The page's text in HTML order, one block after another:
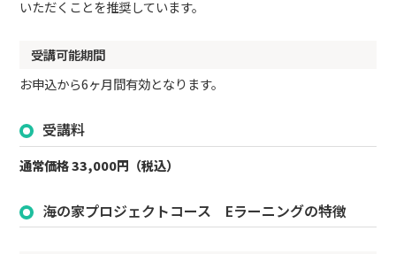
いただくことを推奨しています。
受講可能期間
お申込から6ヶ月間有効となります。
受講料
通常価格 33,000円（税込）
海の家プロジェクトコース Eラーニングの特徴